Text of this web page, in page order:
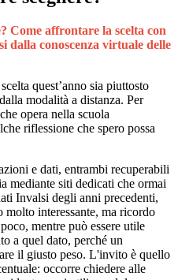
Come affrontare la scelta con
dalla conoscenza virtuale delle
quest’anno sia piuttosto
modalità a distanza. Per
opera nella scuola
riflessione che spero possa
e dati, entrambi recuperabili
mediante siti dedicati che ormai
Invalsi degli anni precedenti,
interessante, ma ricordo
mentre può essere utile
a quel dato, perché un
il giusto peso. L'invito è quello
occorre chiedere alle